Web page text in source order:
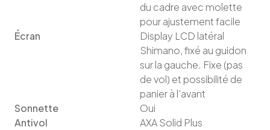
du cadre avec molette
pour ajustement facile
Écran
Display LCD latéral
Shimano, fixé au guidon
sur la gauche. Fixe (pas
de vol) et possibilité de
panier à l'avant
Sonnette
Oui
Antivol
AXA Solid Plus